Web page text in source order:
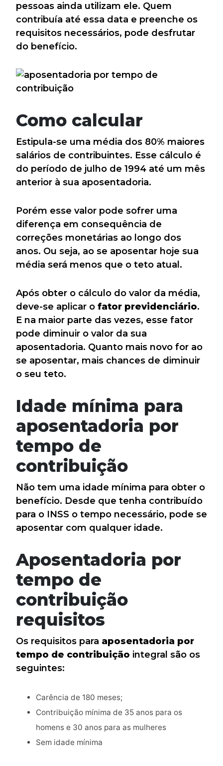
pessoas ainda utilizam ele. Quem
contribuía até essa data e preenche os
requisitos necessários, pode desfrutar
do benefício.
Como calcular
Estipula-se uma média dos 80% maiores
salários de contribuintes. Esse cálculo é
do período de julho de 1994 até um mês
anterior à sua aposentadoria.
Porém esse valor pode sofrer uma
diferença em consequência de
correções monetárias ao longo dos
anos. Ou seja, ao se aposentar hoje sua
média será menos que o teto atual.
Após obter o cálculo do valor da média,
deve-se aplicar o fator previdenciário.
E na maior parte das vezes, esse fator
pode diminuir o valor da sua
aposentadoria. Quanto mais novo for ao
se aposentar, mais chances de diminuir
o seu teto.
Idade mínima para
aposentadoria por
tempo de
contribuição
Não tem uma idade mínima para obter o
benefício. Desde que tenha contribuído
para o INSS o tempo necessário, pode se
aposentar com qualquer idade.
Aposentadoria por
tempo de
contribuição
requisitos
Os requisitos para aposentadoria por
tempo de contribuição integral são os
seguintes:
Carência de 180 meses;
Contribuição mínima de 35 anos para os
homens e 30 anos para as mulheres
Sem idade mínima